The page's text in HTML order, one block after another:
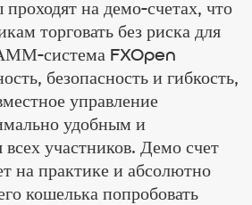
на демо-счетах, что
торговать без риска для
система FXOpen
безопасность и гибкость,
управление
удобным и
участников. Демо счет
на практике и абсолютно
кошелька попробовать